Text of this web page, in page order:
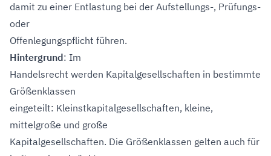
damit zu einer Entlastung bei der Aufstellungs-, Prüfungs-
oder
Offenlegungspflicht führen.
Hintergrund: Im
Handelsrecht werden Kapitalgesellschaften in bestimmte
Größenklassen
eingeteilt: Kleinstkapitalgesellschaften, kleine,
mittelgroße und große
Kapitalgesellschaften. Die Größenklassen gelten auch für